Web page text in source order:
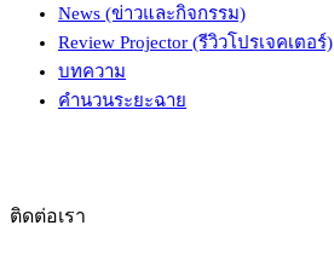
News (ข่าวและกิจกรรม)
Review Projector (รีวิวโปรเจคเตอร์)
บทความ
คำนวนระยะฉาย
ติดต่อเรา